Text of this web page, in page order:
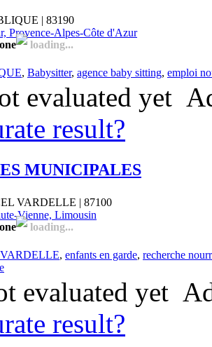
| 83190
Provence-Alpes-Côte d'Azur
loading...
, Babysitter, agence baby sitting, emploi
evaluated yet
result?
MUNICIPALES
VARDELLE | 87100
Vienne, Limousin
loading...
, enfants en garde, recherche
evaluated yet
result?